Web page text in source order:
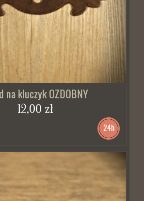
na kluczyk OZDOBNY
12,00 zł
24h